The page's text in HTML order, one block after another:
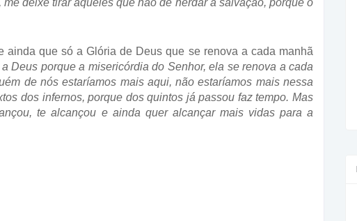
ainda que só a Glória de Deus que se renova a cada manhã
Deus porque a misericórdia do Senhor, ela se renova a cada
de nós estaríamos mais aqui, não estaríamos mais nessa
dos infernos, porque dos quintos já passou faz tempo. Mas
te alcançou e ainda quer alcançar mais vidas para a